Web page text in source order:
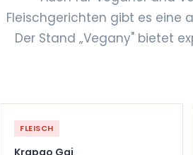
Fleischgerichten gibt es eine
Der Stand „Vegany" bietet
FLEISCH